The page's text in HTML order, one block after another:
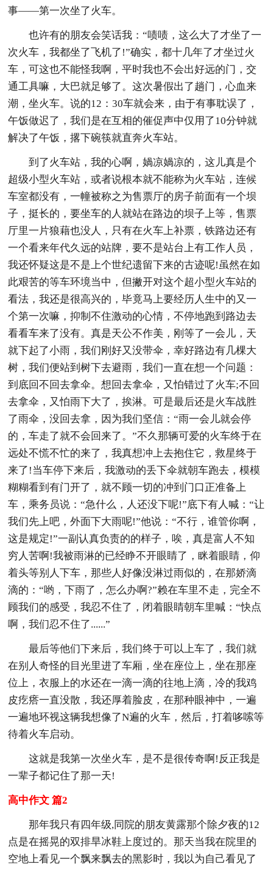
事——第一次坐了火车。
也许有的朋友会笑话我：“啧啧，这么大了才坐了一
次火车，我都坐了飞机了!”确实，都十几年了才坐过火
车，可这也不能怪我啊，平时我也不会出好远的门，交
通工具嘛，大巴就足够了。这次暑假出了趟门，心血来
潮，坐火车。说的12：30车就会来，由于有事耽误了，
午饭做迟了，我们是在互相的催促声中仅用了10分钟就
解决了午饭，撂下碗筷就直奔火车站。
到了火车站，我的心啊，媧凉媧凉的，这儿真是个
超级小型火车站，或者说根本就不能称为火车站，连候
车室都没有，一幢被称之为售票厅的房子前面有一个坝
子，挺长的，要坐车的人就站在路边的坝子上等，售票
厅里一片狼藉也没人，只有在火车上补票，铁路边还有
一个看来年代久远的站牌，要不是站台上有工作人员，
我还怀疑这是不是上个世纪遗留下来的古迹呢!虽然在如
此艰苦的等车环境当中，但撇开对这个超小型火车站的
看法，我还是很高兴的，毕竟马上要经历人生中的又一
个第一次嘛，抑制不住激动的心情，不停地跑到路边去
看看车来了没有。真是天公不作美，刚等了一会儿，天
就下起了小雨，我们刚好又没带伞，幸好路边有几棵大
树，我们便站到树下去避雨，我们一直在想一个问题：
到底回不回去拿伞。想回去拿伞，又怕错过了火车;不回
去拿伞，又怕雨下大了，挨淋。可是最后还是火车战胜
了雨伞，没回去拿，因为我们坚信：“雨一会儿就会停
的，车走了就不会回来了。”不久那辆可爱的火车终于在
远处不慌不忙的来了，我真想冲上去抱住它，救星终于
来了!当车停下来后，我激动的丢下伞就朝车跑去，模模
糊糊看到有门开了，就不顾一切的冲到门口正准备上
车，乘务员说：“急什么，人还没下呢!”底下有人喊：“让
我们先上吧，外面下大雨呢!”他说：“不行，谁管你啊，
这是规定!”一副认真负责的的样子，唉，真是富人不知
穷人苦啊!我被雨淋的已经睁不开眼睛了，眯着眼睛，仰
着头等别人下车，那些人好像没淋过雨似的，在那娇滴
滴的：“哟，下雨了，怎么办啊?”赖在车里不走，完全不
顾我们的感受，我忍不住了，闭着眼睛朝车里喊：“快点
啊，我们忍不住了......”
最后等他们下来后，我们终于可以上车了，我们就
在别人奇怪的目光里进了车厢，坐在座位上，坐在那座
位上，衣服上的水还在一滴一滴的往地上滴，冷的我鸡
皮疙瘩一直没散，我还厚着脸皮，在那种眼神中，一遍
一遍地环视这辆我想像了N遍的火车，然后，打着哆嗦等
待着火车启动。
这就是我第一次坐火车，是不是很传奇啊!反正我是
一辈子都记住了那一天!
高中作文 篇2
那年我只有四年级,同院的朋友黄露那个除夕夜的12
点是在摇晃的双排旱冰鞋上度过的。那天当我在院里的
空地上看见一个飘来飘去的黑影时，我以为自己看见了